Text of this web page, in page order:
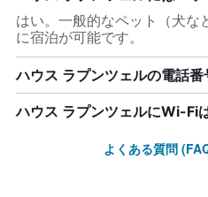
はい。一般的なペット（犬な
に宿泊が可能です。
ハウス ラプンツェルの電話番
ハウス ラプンツェルにWi-Fi
よくある質問